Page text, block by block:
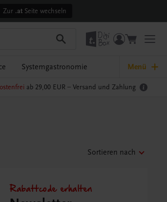
Zur .atSeite wechseln
Systemgastronomie Menü
ab 29,00 EUR – Versand und Zahlung
Sortieren nach
Rabattcode erhalten